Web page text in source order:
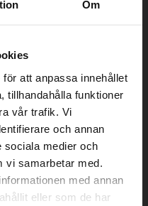
Om
att anpassa innehållet
tillhandahålla funktioner
vår trafik. Vi
och annan
sociala medier och
vi samarbetar med.
med annan
eller som de har
28 %
53 % 54 %
browser
our friends
language
all the
Swedish